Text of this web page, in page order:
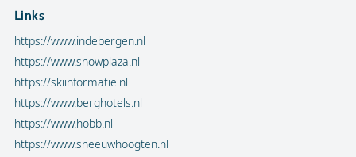
Links
https://www.indebergen.nl
https://www.snowplaza.nl
https://skiinformatie.nl
https://www.berghotels.nl
https://www.hobb.nl
https://www.sneeuwhoogten.nl